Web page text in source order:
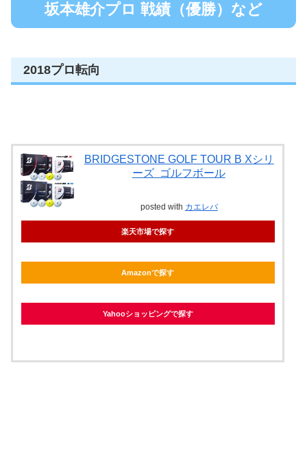
坂本雄介プロ 戦績（優勝）など
2018プロ転向
BRIDGESTONE GOLF TOUR B Xシリ
ーズ ゴルフボール
posted with カエレバ
楽天市場で探す
Amazonで探す
Yahooショッピングで探す